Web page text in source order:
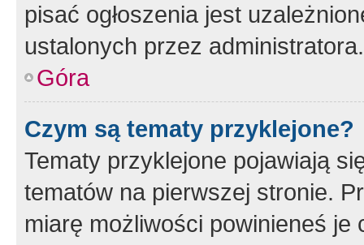
pisać ogłoszenia jest
ustalonych przez administratora.
Góra
Czym są tematy przyklejone?
Tematy przyklejone pojawiają
tematów na pierwszej stronie.
miarę możliwości powinieneś je